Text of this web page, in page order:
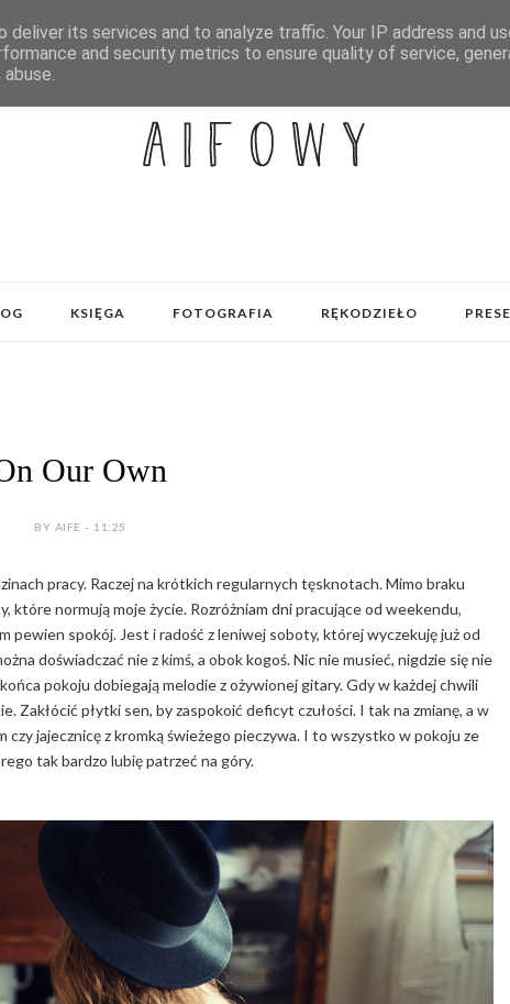
KSIĘGA FOTOGRAFIA RĘKODZIEŁO
Our Own
BY AIFE - 11:25
pracy. Raczej na krótkich regularnych tęsknotach. Mimo braku
które normują moje życie. Rozróżniam dni pracujące od weekendu,
pewien spokój. Jest i radość z leniwej soboty, której wyczekuję już od
doświadczać nie z kimś, a obok kogoś. Nic nie musieć, nigdzie się nie
pokoju dobiegają melodie z ożywionej gitary. Gdy w każdej chwili
Zakłócić płytki sen, by zaspokoić deficyt czułości. I tak na zmianę, a w
czy jajecznicę z kromką świeżego pieczywa. I to wszystko w pokoju ze
tak bardzo lubię patrzeć na góry.
its services and to analyze traffic. Your IP address and
and security metrics to ensure quality of service,